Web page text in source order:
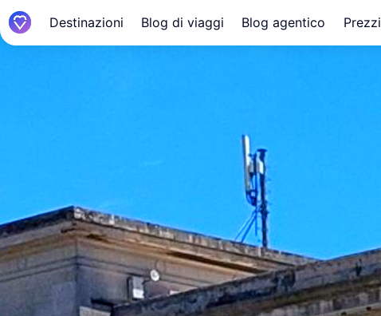
Destinazioni Blog di viaggi Blog agentico Prezzi